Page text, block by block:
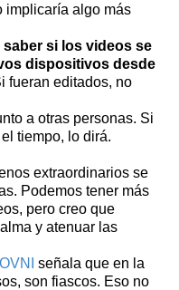
implicaría algo más
si los videos se
dispositivos desde
fueran editados, no
a otras personas. Si
tiempo, lo dirá.
extraordinarios se
Podemos tener más
pero creo que
y atenuar las
señala que en la
son fiascos. Eso no